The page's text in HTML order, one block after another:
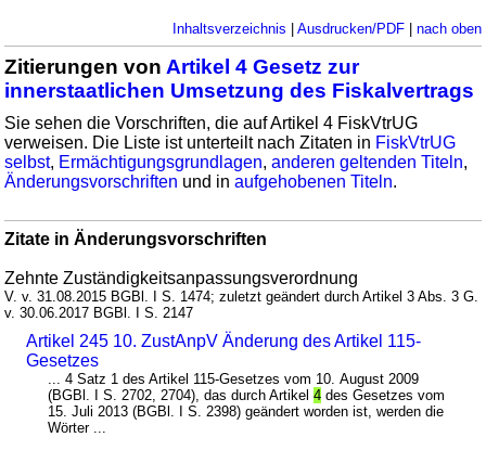
Inhaltsverzeichnis Ausdrucken/PDF| nach oben
Zitierungen von Artikel 4 Gesetz zur
innerstaatlichen Umsetzung des Fiskalvertrags
Sie sehen die Vorschriften, die auf Artikel 4 FiskVtrUG
verweisen. Die Liste ist unterteilt nach Zitaten in FiskVtrUG
selbst, Ermächtigungsgrundlagen,anderen geltenden Titeln,
Änderungsvorschriften und inaufgehobenen Titeln.
Zitate in Änderungsvorschriften
Zehnte Zuständigkeitsanpassungsverordnung
V. v. 31.08.2015 BGBl. I S. 1474; zuletzt geändert durch Artikel 3 Abs. 3 G.
v. 30.06.2017 BGBl. I S. 2147
Artikel 245 10. ZustAnpV Änderung des Artikel 115-
Gesetzes
... 4 Satz 1 des Artikel 115-Gesetzes vom 10. August 2009
(BGBl. I S. 2702, 2704), das durch Artikel4 des Gesetzes vom
15. Juli 2013 (BGBl. I S. 2398) geändert worden ist, werden die
Wörter ...